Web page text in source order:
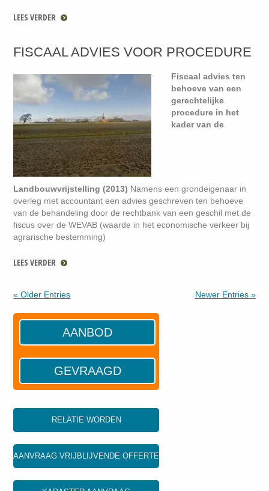
LEES VERDER
FISCAAL ADVIES VOOR PROCEDURE
Fiscaal advies ten
behoeve van een
gerechtelijke
procedure in het
kader van de
Landbouwvrijstelling (2013) Namens een grondeigenaar in
overleg met accountant een advies geschreven ten behoeve
van de behandeling door de rechtbank van een geschil met de
fiscus over de WEVAB (waarde in het economische verkeer bij
agrarische bestemming)
LEES VERDER
« Older Entries Newer Entries »
AANBOD
GEVRAAGD
RELATIE WORDEN
AANVRAAG VRIJBLIJVENDE OFFERTE